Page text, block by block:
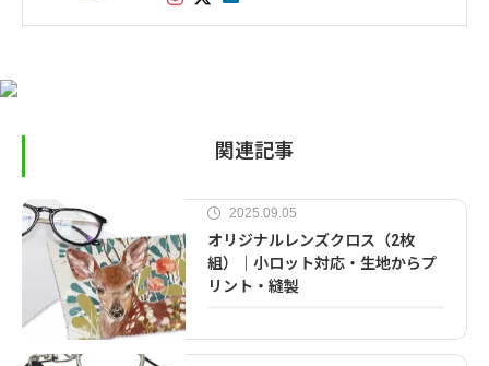
関連記事
2025.09.05
オリジナルレンズクロス（2枚
組）｜小ロット対応・生地からプ
リント・縫製